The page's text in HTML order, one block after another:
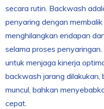
secara rutin. Backwash
penyaring dengan
menghilangkan endapan
selama proses
untuk menjaga kinerja
backwash jarang
muncul, bahkan
cepat.